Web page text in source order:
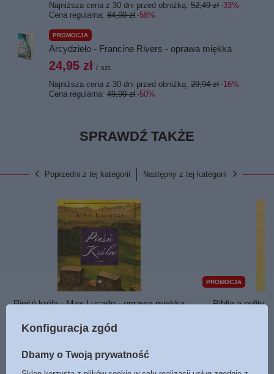
Najniższa cena z 30 dni przed obniżką: 52,49 zł -33%
Cena regularna: 84,00 zł -58%
PROMOCJA
Arcydzieło - Francine Rivers - oprawa miękka
24,95 zł / szt.
Najniższa cena z 30 dni przed obniżką: 29,94 zł -16%
Cena regularna: 49,90 zł -50%
SPRAWDŹ TAKŻE
Poprzedni z tej kategorii Następny z tej kategorii
Pieśń króla - Max Lucado - oprawa miękka
19,00 zł /
PROMOCJA
Biblia a
Konfiguracja zgód
Dbamy o Twoją prywatność